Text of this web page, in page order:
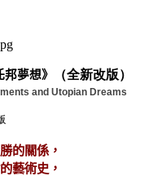
邦夢想》 （全新改版）
and Utopian Dreams
的關係，
藝術史，